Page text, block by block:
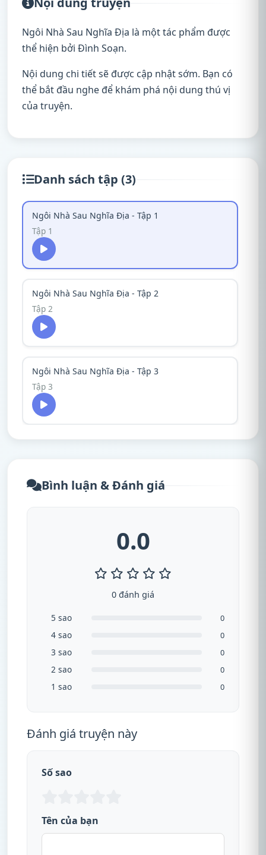
Ngôi Nhà Sau Nghĩa Địa là một tác phẩm được
thể hiện bởi Đình Soạn.
Nội dung chi tiết sẽ được cập nhật sớm. Bạn có
thể bắt đầu nghe để khám phá nội dung thú vị
của truyện.
Danh sách tập (3)
Ngôi Nhà Sau Nghĩa Địa - Tập 1
Tập 1
Ngôi Nhà Sau Nghĩa Địa - Tập 2
Tập 2
Ngôi Nhà Sau Nghĩa Địa - Tập 3
Tập 3
Bình luận & Đánh giá
0.0
0 đánh giá
5 sao 0
4 sao 0
3 sao 0
2 sao 0
1 sao 0
Đánh giá truyện này
Số sao
Tên của bạn